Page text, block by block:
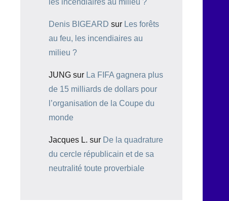
les incendiaires au milieu ?
Denis BIGEARD sur Les forêts
au feu, les incendiaires au
milieu ?
JUNG sur La FIFA gagnera plus
de 15 milliards de dollars pour
l’organisation de la Coupe du
monde
Jacques L. sur De la quadrature
du cercle républicain et de sa
neutralité toute proverbiale